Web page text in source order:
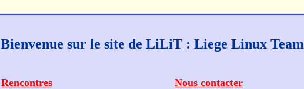
Bienvenue sur le site de LiLiT : Liege Linux Team
Rencontres Nous contacter